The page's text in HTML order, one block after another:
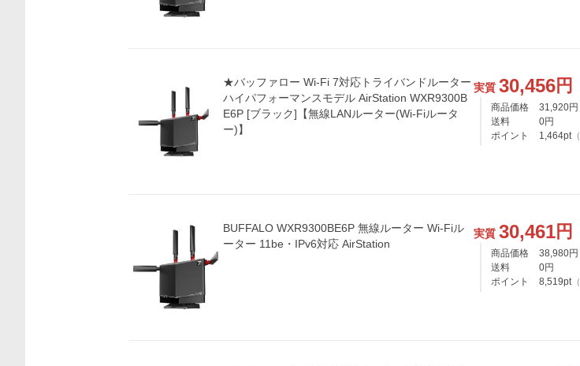
★バッファロー Wi-Fi 7対応トライバンドルーター
ハイパフォーマンスモデル AirStation WXR9300B
E6P [ブラック]【無線LANルーター(Wi-Fiルータ
ー)】
実質 30,456円
商品価格 31,920円
送料
0円
ポイント
1,464pt（
BUFFALO WXR9300BE6P 無線ルーター Wi-Fiル
ーター 11be・IPv6対応 AirStation
実質 30,461円
商品価格 38,980円
送料
0円
ポイント
8,519pt（